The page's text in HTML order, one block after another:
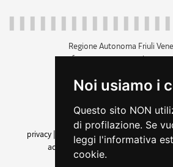
Noi usiamo i
Questo sito NON
di profilazione. Se
leggi l'informativa
cookie.
Regione Autonoma Friuli
c.f. 80014930327; p.iva
+39 040 3771111
amministrazione
privacy
cookie |note legali accessibilità
accessibilità| feedback
cambio